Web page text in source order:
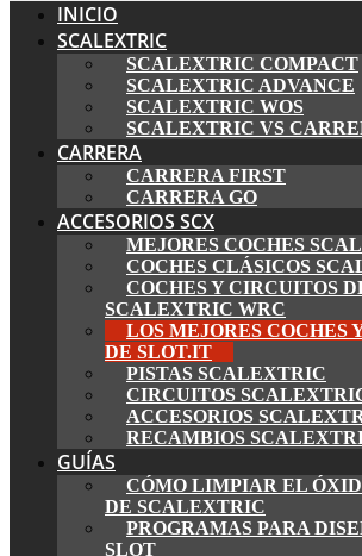
INICIO
SCALEXTRIC
SCALEXTRIC COMPACT
SCALEXTRIC ADVANCE
SCALEXTRIC WOS
SCALEXTRIC VS
CARRERA
CARRERA FIRST
CARRERA GO
ACCESORIOS SCX
MEJORES COCHES
COCHES CLÁSICOS
COCHES Y CIRCUITOS
SCALEXTRIC WRC
LOS MEJORES COCHES
DE SLOT.IT
PISTAS SCALEXTRIC
CIRCUITOS
ACCESORIOS
RECAMBIOS
GUÍAS
CÓMO LIMPIAR EL
DE SCALEXTRIC
PROGRAMAS PARA
SLOT